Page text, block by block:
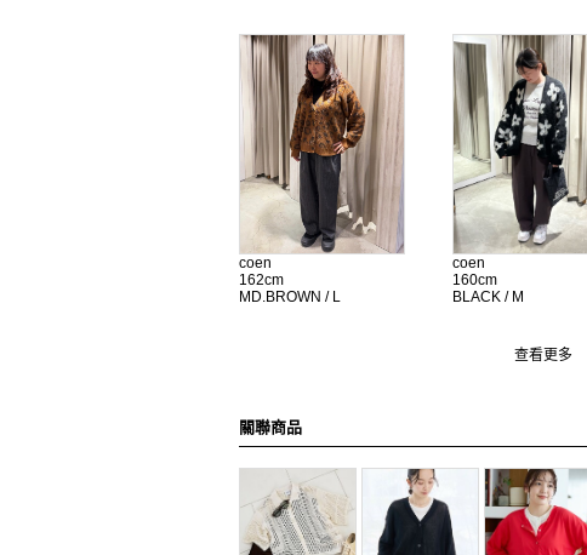
coen
162cm
MD.BROWN / L
coen
160cm
BLACK / M
查看更多
關聯商品